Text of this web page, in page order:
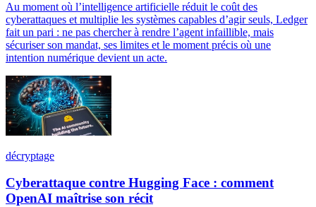
Au moment où l’intelligence artificielle réduit le coût des
cyberattaques et multiplie les systèmes capables d’agir seuls, Ledger
fait un pari : ne pas chercher à rendre l’agent infaillible, mais
sécuriser son mandat, ses limites et le moment précis où une
intention numérique devient un acte.
décryptage
Cyberattaque contre Hugging Face : comment
OpenAI maîtrise son récit